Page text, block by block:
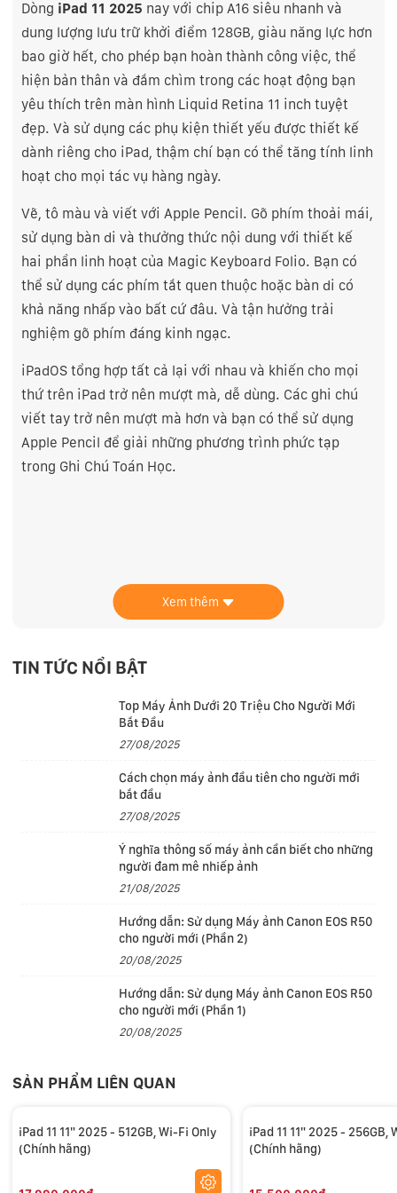
Dòng iPad 11 2025 nay với chip A16 siêu nhanh và
dung lượng lưu trữ khởi điểm 128GB, giàu năng lực hơn
bao giờ hết, cho phép bạn hoàn thành công việc, thể
hiện bản thân và đắm chìm trong các hoạt động bạn
yêu thích trên màn hình Liquid Retina 11 inch tuyệt
đẹp. Và sử dụng các phụ kiện thiết yếu được thiết kế
dành riêng cho iPad, thậm chí bạn có thể tăng tính linh
hoạt cho mọi tác vụ hàng ngày.
Vẽ, tô màu và viết với Apple Pencil. Gõ phím thoải mái,
sử dụng bàn di và thưởng thức nội dung với thiết kế
hai phần linh hoạt của Magic Keyboard Folio. Bạn có
thể sử dụng các phím tắt quen thuộc hoặc bàn di có
khả năng nhấp vào bất cứ đâu. Và tận hưởng trải
nghiệm gõ phím đáng kinh ngạc.
iPadOS tổng hợp tất cả lại với nhau và khiến cho mọi
thứ trên iPad trở nên mượt mà, dễ dùng. Các ghi chú
viết tay trở nên mượt mà hơn và bạn có thể sử dụng
Apple Pencil để giải những phương trình phức tạp
trong Ghi Chú Toán Học.
Với chip A16 siêu nhanh, làm việc và hoàn thành mọi việc
trên cùng một thiết bị giờ đây dễ dàng hơn bao giờ hết.
dụng. Từ biểu đồ tròn cho đến công thức làm bánh, iPad
được thiết kế cho nhiều mục đích sử dụng khác nhau.
iPad mang đến một bước nhảy vọt về hiệu năng
khả năng máy học giúp bạn dễ dàng làm được nhiều hơn,
chẳng hạn như chỉnh sửa video 4K hoặc tương tác với
Trực Tiếp. Và với pin dùng cả ngày, bạn có thể làm tất cả
Chỉnh sửa bảng tính, hoàn thiện bài thuyết trình Keynote
hay viết ghi chú tuyệt vời. Magic Keyboard Folio mang
đến cho bạn một trải nghiệm gõ phím và một bàn di
Xem thêm
TIN TỨC NỔI BẬT
Top Máy Ảnh Dưới 20 Triệu Cho Người Mới
Bắt Đầu
27/08/2025
Cách chọn máy ảnh đầu tiên cho người mới
bắt đầu
27/08/2025
Ý nghĩa thông số máy ảnh cần biết cho những
người đam mê nhiếp ảnh
21/08/2025
Hướng dẫn: Sử dụng Máy ảnh Canon EOS R50
cho người mới (Phần 2)
20/08/2025
Hướng dẫn: Sử dụng Máy ảnh Canon EOS R50
cho người mới (Phần 1)
20/08/2025
SẢN PHẨM LIÊN QUAN
iPad 11 11" 2025 - 512GB, Wi-Fi Only
(Chính hãng)
iPad 11 11" 2025 - 256GB,
(Chính hãng)